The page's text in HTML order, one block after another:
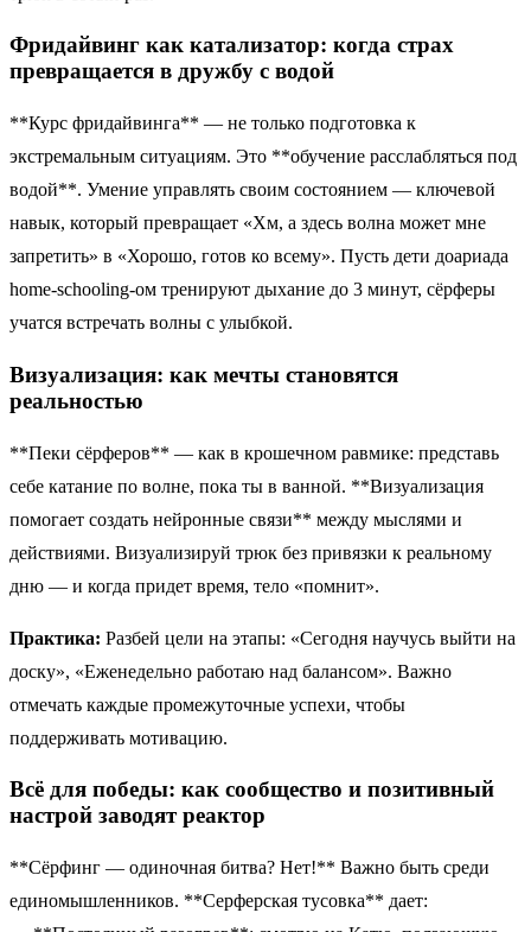
Фридайвинг как катализатор: когда страх
превращается в дружбу с водой
**Курс фридайвинга** — не только подготовка к
экстремальным ситуациям. Это **обучение расслабляться под
водой**. Умение управлять своим состоянием — ключевой
навык, который превращает «Хм, а здесь волна может мне
запретить» в «Хорошо, готов ко всему». Пусть дети доариада
home-schooling-ом тренируют дыхание до 3 минут, сёрферы
учатся встречать волны с улыбкой.
Визуализация: как мечты становятся
реальностью
**Пеки сёрферов** — как в крошечном равмике: представь
себе катание по волне, пока ты в ванной. **Визуализация
помогает создать нейронные связи** между мыслями и
действиями. Визуализируй трюк без привязки к реальному
дню — и когда придет время, тело «помнит».
Практика: Разбей цели на этапы: «Сегодня научусь выйти на
доску», «Еженедельно работаю над балансом». Важно
отмечать каждые промежуточные успехи, чтобы
поддерживать мотивацию.
Всё для победы: как сообщество и позитивный
настрой заводят реактор
**Сёрфинг — одиночная битва? Нет!** Важно быть среди
единомышленников. **Серферская тусовка** дает: